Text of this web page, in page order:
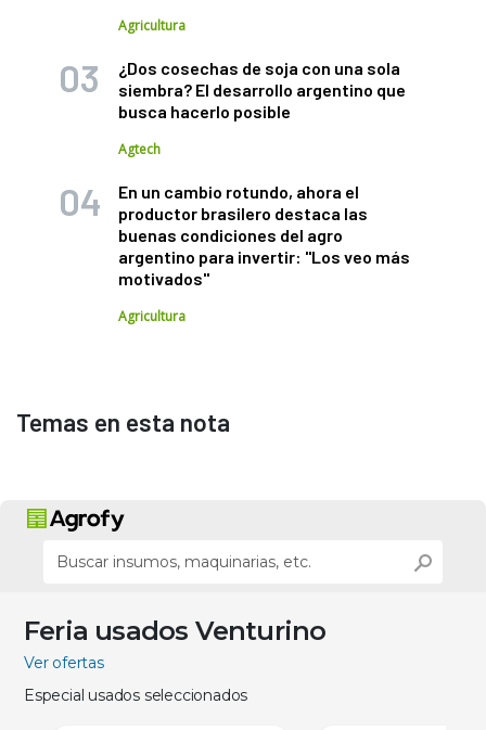
Agricultura
¿Dos cosechas de soja con una sola
siembra? El desarrollo argentino que
busca hacerlo posible
Agtech
En un cambio rotundo, ahora el
productor brasilero destaca las
buenas condiciones del agro
argentino para invertir: "Los veo más
motivados"
Agricultura
Temas en esta nota
Feria usados Venturino
Ver ofertas
Especial usados seleccionados